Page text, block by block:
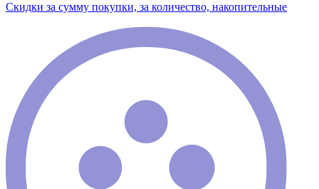
Скидки за сумму покупки, за количество, накопительные